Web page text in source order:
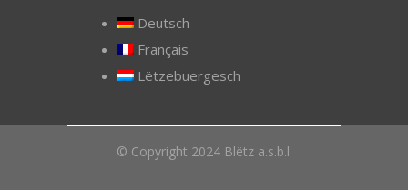
Deutsch
Français
Lëtzebuergesch
© Copyright 2024 Blëtz a.s.b.l.